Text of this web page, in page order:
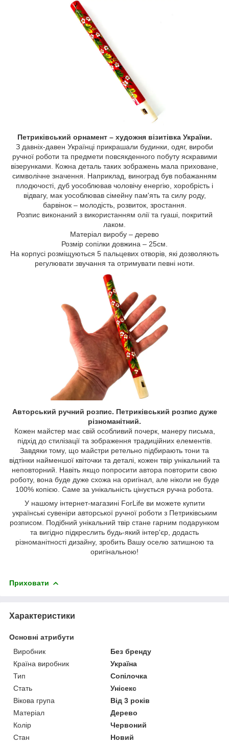
Петриківський орнамент – художня візитівка України.
З давніх-давен Українці прикрашали будинки, одяг, вироби
ручної роботи та предмети повсякденного побуту яскравими
візерунками. Кожна деталь таких зображень мала приховане,
символічне значення. Наприклад, виноград був побажанням
плодючості, дуб уособлював чоловічу енергію, хоробрість і
відвагу, мак уособлював сімейну пам'ять та силу роду,
барвінок – молодість, розвиток, зростання.
Розпис виконаний з використанням олії та гуаші, покритий
лаком.
Матеріал виробу – дерево
Розмір сопілки довжина – 25см.
На корпусі розміщуються 5 пальцевих отворів, які дозволяють
регулювати звучання та отримувати певні ноти.
Авторський ручний розпис. Петриківський розпис дуже
різноманітний.
Кожен майстер має свій особливий почерк, манеру письма,
підхід до стилізації та зображення традиційних елементів.
Завдяки тому, що майстри ретельно підбирають тони та
відтінки найменшої квіточки та деталі, кожен твір унікальний та
неповторний. Навіть якщо попросити автора повторити свою
роботу, вона буде дуже схожа на оригінал, але ніколи не буде
100% копією. Саме за унікальність цінується ручна робота.
У нашому інтернет-магазині ForLife ви можете купити
українські сувеніри авторської ручної роботи з Петриківським
розписом. Подібний унікальний твір стане гарним подарунком
та вигідно підкреслить будь-який інтер'єр, додасть
різноманітності дизайну, зробить Вашу оселю затишною та
оригінальною!
Приховати
Характеристики
Основні атрибути
Виробник
Без бренду
Країна виробник
Україна
Тип
Сопілочка
Стать
Унісекс
Вікова група
Від 3 років
Матеріал
Дерево
Колір
Червоний
Стан
Новий